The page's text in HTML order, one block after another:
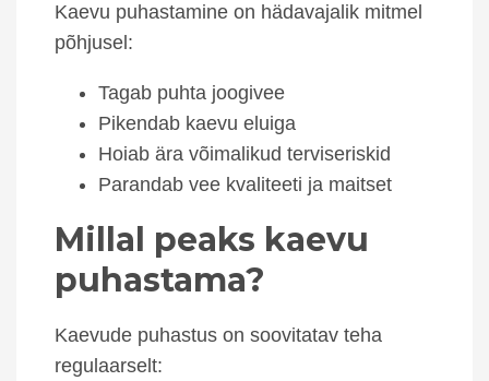
Kaevu puhastamine on hädavajalik mitmel
põhjusel:
Tagab puhta joogivee
Pikendab kaevu eluiga
Hoiab ära võimalikud terviseriskid
Parandab vee kvaliteeti ja maitset
Millal peaks kaevu
puhastama?
Kaevude puhastus on soovitatav teha
regulaarselt: